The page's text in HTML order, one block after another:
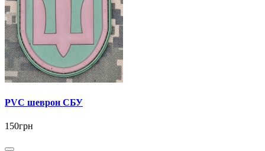
PVC шеврон СБУ
150грн